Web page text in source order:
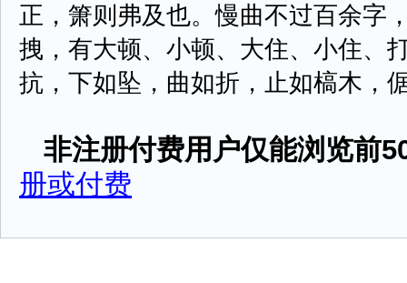
正，箫则弗及也。慢曲不过百余字
拽，有大顿、小顿、大住、小住、
抗，下如坠，曲如折，止如槁木，
非注册付费用户仅能浏览前
册或付费